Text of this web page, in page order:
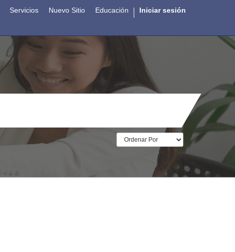
Servicios Nuevo Sitio Educación Iniciar sesión